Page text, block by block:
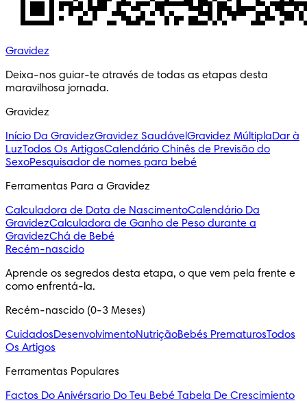
Gravidez
Deixa-nos guiar-te através de todas as etapas desta
maravilhosa jornada.
Gravidez
Início Da GravidezGravidez SaudávelGravidez MúltiplaDar à
LuzTodos Os ArtigosCalendário Chinês de Previsão do
SexoPesquisador de nomes para bebé
Ferramentas Para a Gravidez
Calculadora de Data de NascimentoCalendário Da
GravidezCalculadora de Ganho de Peso durante a
GravidezChá de Bebé
Recém-nascido
Aprende os segredos desta etapa, o que vem pela frente e
como enfrentá-la.
Recém-nascido (0-3 Meses)
CuidadosDesenvolvimentoNutriçãoBebés PrematurosTodos
Os Artigos
Ferramentas Populares
Factos Do Anivérsario Do Teu Bebé Tabela De Crescimiento